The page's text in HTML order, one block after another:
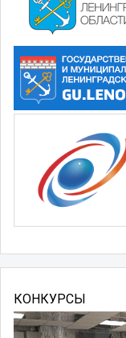
КОНКУРСЫ